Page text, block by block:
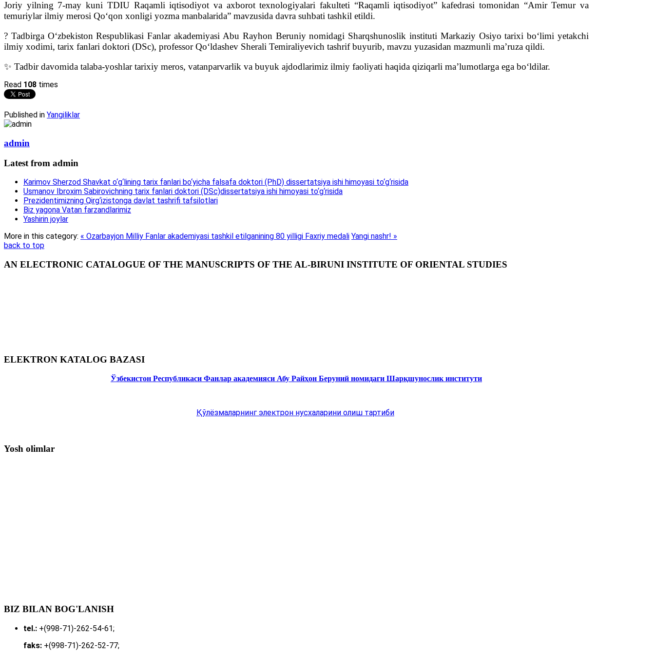
Joriy yilning 7-may kuni TDIU Raqamli iqtisodiyot va axborot texnologiyalari fakulteti “Raqamli iqtisodiyot” kafedrasi tomonidan “Amir Temur va
temuriylar ilmiy merosi Qo‘qon xonligi yozma manbalarida” mavzusida davra suhbati tashkil etildi.
? Tadbirga O‘zbekiston Respublikasi Fanlar akademiyasi Abu Rayhon Beruniy nomidagi Sharqshunoslik instituti Markaziy Osiyo tarixi bo‘limi yetakchi
ilmiy xodimi, tarix fanlari doktori (DSc), professor Qo‘ldashev Sherali Temiraliyevich tashrif buyurib, mavzu yuzasidan mazmunli ma’ruza qildi.
✨ Tadbir davomida talaba-yoshlar tarixiy meros, vatanparvarlik va buyuk ajdodlarimiz ilmiy faoliyati haqida qiziqarli ma’lumotlarga ega bo‘ldilar.
Read 108 times
Published in Yangiliklar
admin
Latest from admin
Karimov Sherzod Shavkat o‘g‘lining tarix fanlari bo‘yicha falsafa doktori (PhD) dissertatsiya ishi himoyasi to‘g‘risida
Usmanov Ibroxim Sabirovichning tarix fanlari doktori (DSc)dissertatsiya ishi himoyasi to‘g‘risida
Prezidentimizning Qirg‘izistonga davlat tashrifi tafsilotlari
Biz yagona Vatan farzandlarimiz
Yashirin joylar
More in this category: « Ozarbayjon Milliy Fanlar akademiyasi tashkil etilganining 80 yilligi Faxriy medali Yangi nashr! »
back to top
AN ELECTRONIC CATALOGUE OF THE MANUSCRIPTS OF THE AL-BIRUNI INSTITUTE OF ORIENTAL STUDIES
ELEKTRON KATALOG BAZASI
Ўзбекистон Республикаси Фанлар академияси Абу Райҳон Беруний номидаги Шарқшунослик институти
Қўлёзмаларнинг электрон нусхаларини олиш тартиби
Yosh olimlar
BIZ BILAN BOG'LANISH
tel.: +(998-71)-262-54-61;
faks: +(998-71)-262-52-77;